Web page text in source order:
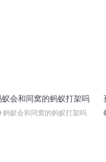
蚁会和同窝的蚂蚁打架吗
蚂蚁会和同窝的蚂蚁打架吗